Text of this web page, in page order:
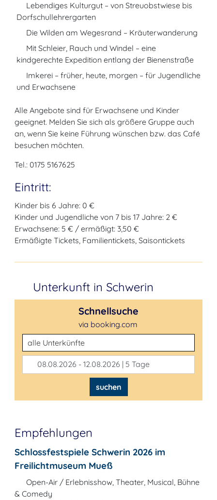
Lebendiges Kulturgut – von Streuobstwiese bis
Dorfschullehrergarten
Die Wilden am Wegesrand – Kräuterwanderung
Mit Schleier, Rauch und Windel – eine
kindgerechte Expedition entlang der Bienenstraße
Imkerei – früher, heute, morgen – für Jugendliche
und Erwachsene
Alle Angebote sind für Erwachsene und Kinder
geeignet. Melden Sie sich als größere Gruppe auch
an, wenn Sie keine Führung wünschen bzw. das Café
besuchen möchten.
Tel.: 0175 5167625
Eintritt:
Kinder bis 6 Jahre: 0 €
Kinder und Jugendliche von 7 bis 17 Jahre: 2 €
Erwachsene: 5 € / ermäßigt: 3,50 €
Ermäßigte Tickets, Familientickets, Saisontickets
Unterkunft in Schwerin
Schnellsuche
via booking.com
Unterkunftsart
08.08.2026 - 12.08.2026 | 5 Tage
suchen
Empfehlungen
Schlossfestspiele Schwerin 2026 im
Freilichtmuseum Mueß
Open-Air / Erlebnisshow, Theater, Musical, Bühne
& Comedy